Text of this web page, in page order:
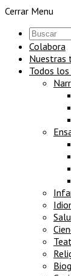
Cerrar Menu
Colabora
Nuestras
Todos